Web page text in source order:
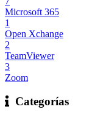
Microsoft 365
1
Open Xchange
2
TeamViewer
3
Zoom
Categorías